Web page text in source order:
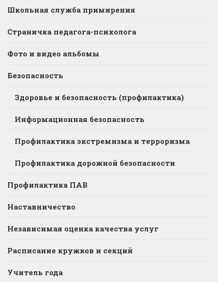
Школьная служба примирения
Страничка педагога-психолога
Фото и видео альбомы
Безопасность
Здоровье и безопасность (профилактика)
Информационная безопасность
Профилактика экстремизма и терроризма
Профилактика дорожной безопасности
Профилактика ПАВ
Наставничество
Независимая оценка качества услуг
Расписание кружков и секций
Учитель года